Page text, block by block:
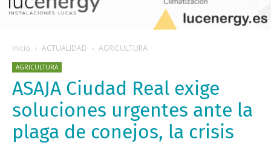
Inicio ACTUALIDAD AGRICULTURA
AGRICULTURA
ASAJA Ciudad Real exige
soluciones urgentes ante la
plaga de conejos, la crisis